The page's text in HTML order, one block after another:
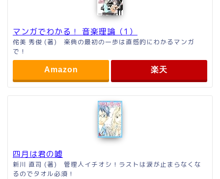
マンガでわかる！ 音楽理論（1）
侘美 秀俊 (著) 楽典の最初の一歩は直感的にわかるマンガ
で！
Amazon 楽天
四月は君の嘘
新川 直司 (著) 管理人イチオシ！ラストは涙が止まらなくな
るのでタオル必須！